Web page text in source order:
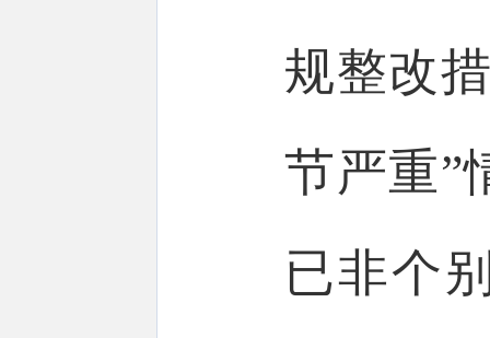
规整改
节严重”
已非个